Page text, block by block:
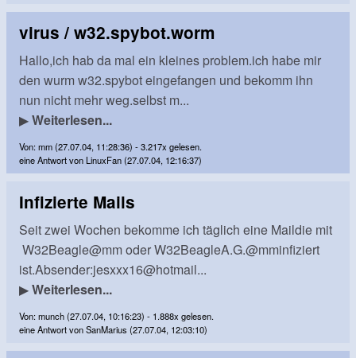
virus / w32.spybot.worm
Hallo,ich hab da mal ein kleines problem.ich habe mir
den wurm w32.spybot eingefangen und bekomm ihn
nun nicht mehr weg.selbst m...
▶Weiterlesen...
Von: mm (27.07.04, 11:28:36) - 3.217x gelesen.
eine Antwort von LinuxFan (27.07.04, 12:16:37)
Infizierte Mails
Seit zwei Wochen bekomme ich täglich eine Maildie mit
W32Beagle@mm oder W32BeagleA.G.@mminfiziert
ist.Absender:jesxxx16@hotmail...
▶Weiterlesen...
Von: munch (27.07.04, 10:16:23) - 1.888x gelesen.
eine Antwort von SanMarius (27.07.04, 12:03:10)